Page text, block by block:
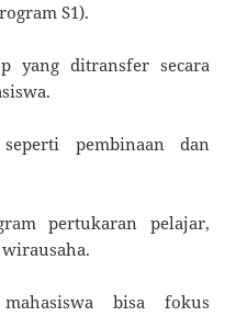
S1).
yang ditransfer secara
pembinaan dan
pertukaran pelajar,
bisa fokus